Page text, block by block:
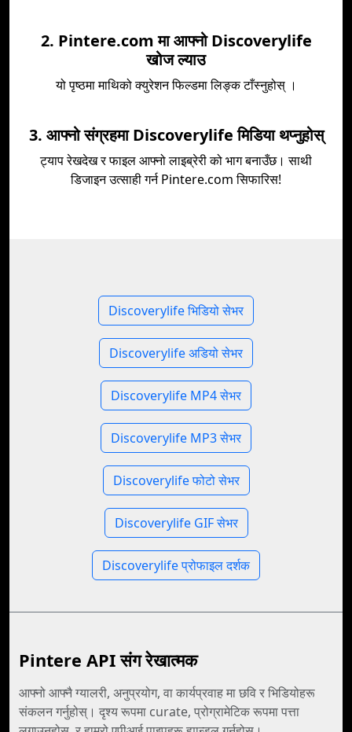
2. Pintere.com मा आफ्नो Discoverylife
खोज ल्याउ
यो पृष्ठमा माथिको क्युरेशन फिल्डमा लिङ्क टाँस्नुहोस् ।
3. आफ्नो संग्रहमा Discoverylife मिडिया थप्नुहोस्
ट्याप रेखदेख र फाइल आफ्नो लाइब्रेरी को भाग बनाउँछ। साथी
डिजाइन उत्साही गर्न Pintere.com सिफारिस!
Discoverylife भिडियो सेभर
Discoverylife अडियो सेभर
Discoverylife MP4 सेभर
Discoverylife MP3 सेभर
Discoverylife फोटो सेभर
Discoverylife GIF सेभर
Discoverylife प्रोफाइल दर्शक
Pintere API संग रेखात्मक
आफ्नो आफ्नै ग्यालरी, अनुप्रयोग, वा कार्यप्रवाह मा छवि र भिडियोहरू
संकलन गर्नुहोस्। दृश्य रूपमा curate, प्रोग्रामेटिक रूपमा पत्ता